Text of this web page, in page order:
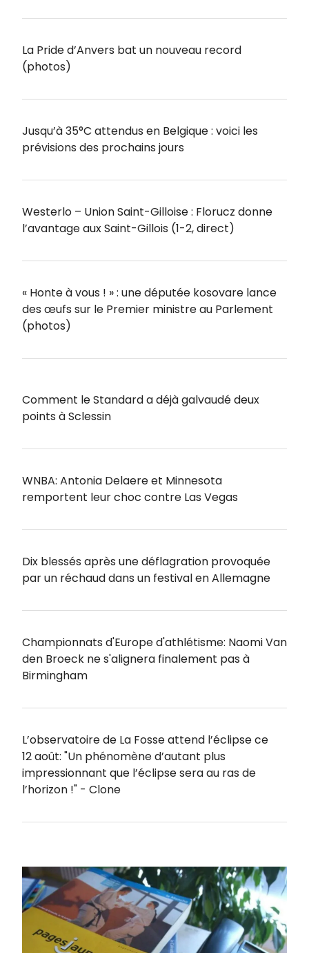
La Pride d’Anvers bat un nouveau record
(photos)
Jusqu’à 35°C attendus en Belgique : voici les
prévisions des prochains jours
Westerlo – Union Saint-Gilloise : Florucz donne
l’avantage aux Saint-Gillois (1-2, direct)
« Honte à vous ! » : une députée kosovare lance
des œufs sur le Premier ministre au Parlement
(photos)
Comment le Standard a déjà galvaudé deux
points à Sclessin
WNBA: Antonia Delaere et Minnesota
remportent leur choc contre Las Vegas
Dix blessés après une déflagration provoquée
par un réchaud dans un festival en Allemagne
Championnats d'Europe d'athlétisme: Naomi Van
den Broeck ne s'alignera finalement pas à
Birmingham
L’observatoire de La Fosse attend l’éclipse ce
12 août: "Un phénomène d’autant plus
impressionnant que l’éclipse sera au ras de
l’horizon !" - Clone